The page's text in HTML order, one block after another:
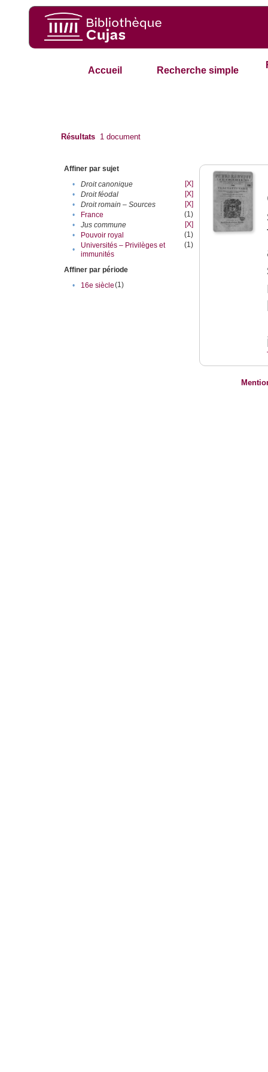
Accueil Recherche simple
Résultats 1 document
Affiner par sujet
•
Droit canonique
[X]
•
Droit féodal
[X]
•
Droit romain – Sources
[X]
•
France
(1)
•
Jus commune
[X]
•
Pouvoir royal
(1)
•
Universités – Privilèges et
immunités
(1)
Affiner par période
•
16e siècle(1)